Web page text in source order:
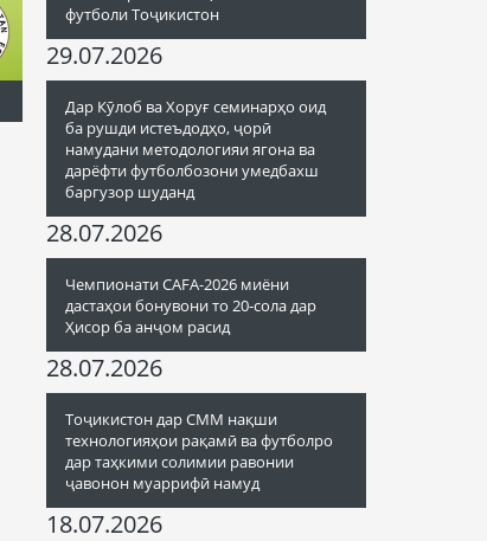
футболи Тоҷикистон
29.07.2026
Дар Кӯлоб ва Хоруғ семинарҳо оид
ба рушди истеъдодҳо, ҷорӣ
намудани методологияи ягона ва
дарёфти футболбозони умедбахш
баргузор шуданд
28.07.2026
Чемпионати CAFA-2026 миёни
дастаҳои бонувони то 20-сола дар
Ҳисор ба анҷом расид
28.07.2026
Тоҷикистон дар СММ нақши
технологияҳои рақамӣ ва футболро
дар таҳкими солимии равонии
ҷавонон муаррифӣ намуд
18.07.2026